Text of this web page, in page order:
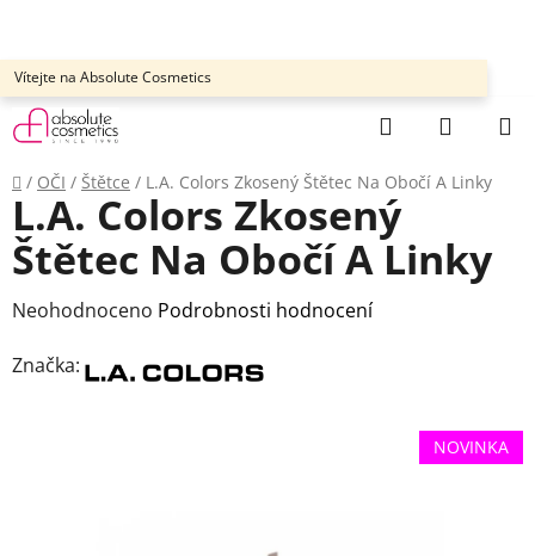
obsah
Vítejte na Absolute Cosmetics
Hledat
Domů
/ OČI / Štětce / L.A. Colors Zkosený Štětec Na Obočí A Linky
L.A. Colors Zkosený
Štětec Na Obočí A Linky
Průměrné
produktu
Neohodnoceno Podrobnosti hodnocení
Značka:
NOVINKA